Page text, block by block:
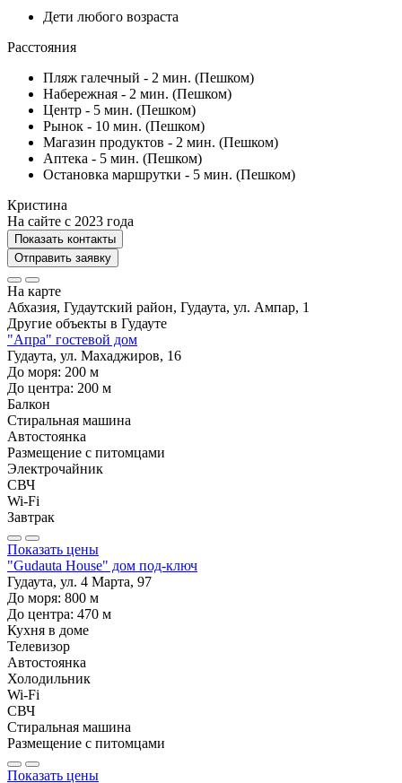
Дети любого возраста
Расстояния
Пляж галечный - 2 мин. (Пешком)
Набережная - 2 мин. (Пешком)
Центр - 5 мин. (Пешком)
Рынок - 10 мин. (Пешком)
Магазин продуктов - 2 мин. (Пешком)
Аптека - 5 мин. (Пешком)
Остановка маршрутки - 5 мин. (Пешком)
Кристина
На сайте с 2023 года
Показать контакты
Отправить заявку
На карте
Абхазия, Гудаутский район, Гудаута, ул. Ампар, 1
Другие объекты в Гудауте
"Апра" гостевой дом
Гудаута, ул. Махаджиров, 16
До моря: 200 м
До центра: 200 м
Балкон
Стиральная машина
Автостоянка
Размещение с питомцами
Электрочайник
СВЧ
Wi-Fi
Завтрак
Показать цены
"Gudauta House" дом под-ключ
Гудаута, ул. 4 Марта, 97
До моря: 800 м
До центра: 470 м
Кухня в доме
Телевизор
Автостоянка
Холодильник
Wi-Fi
СВЧ
Стиральная машина
Размещение с питомцами
Показать цены